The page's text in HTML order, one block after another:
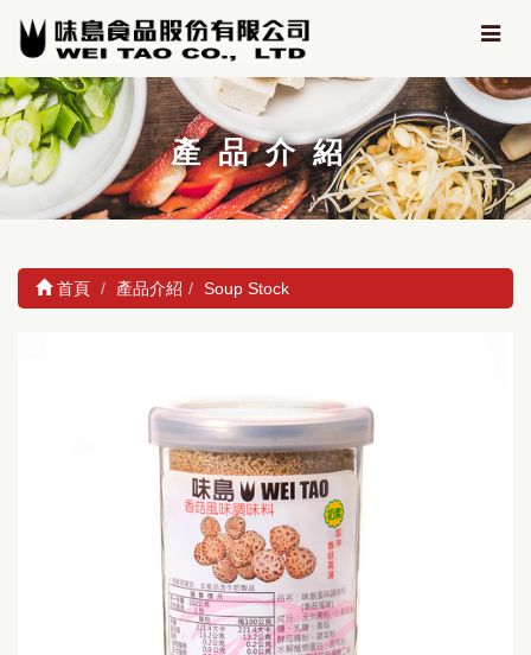
產品介紹
首頁 產品介紹 Soup Stock